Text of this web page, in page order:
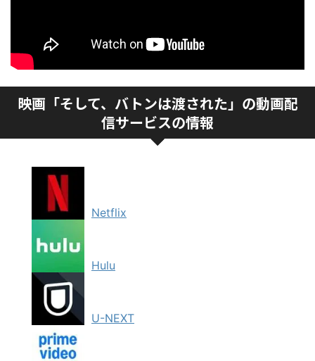
映画「そして、バトンは渡された」の動画配
信サービスの情報
Netflix
Hulu
U-NEXT